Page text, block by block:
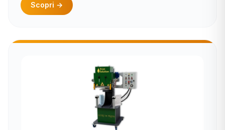
Scopri →